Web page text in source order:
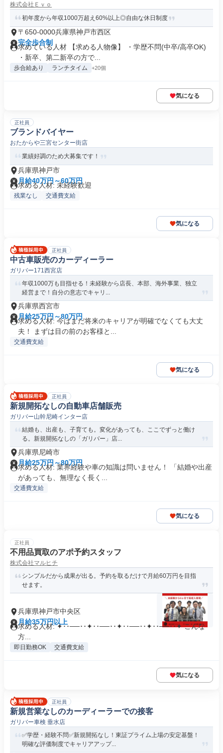
株式会社Ｅｖｏ
初年度から年収1000万超え60%以上◎自由な休日制度
〒650-0000兵庫県神戸市西区
完全歩合制
求めている人材 【求める人物像】 ・学歴不問(中卒/高卒OK)
・新卒、第二新卒の方で...
歩合給あり ランチタイム +20個
気になる
正社員
ブランドバイヤー
おたからや三宮センター街店
業績好調のため大募集です！
兵庫県神戸市
月給40万円～60万円
求める人材: 未経験歓迎
残業なし 交通費支給
気になる
正社員
中古車販売のカーディーラー
ガリバー171西宮店
年収1000万も目指せる！未経験から店長、本部、海外事業、独立
経営まで！自分の意志でキャリ...
兵庫県西宮市
月給25万円～80万円
求める人材: 今はまだ将来のキャリアが明確でなくても大丈
夫！ まずは目の前のお客様と...
交通費支給
気になる
正社員
新規開拓なしの自動車店舗販売
ガリバー山幹尼崎インター店
結婚も、出産も、子育ても。変化があっても、ここでずっと働け
る。新規開拓なしの「ガリバー」店...
兵庫県尼崎市
月給25万円～80万円
求める人材: 業界経験や車の知識は問いません！ 「結婚や出産
があっても、無理なく長く...
交通費支給
気になる
正社員
不用品買取のアポ予約スタッフ
株式会社マルヒチ
シンプルだから成果が出る。予約を取るだけで月給60万円を目指
せます。
兵庫県神戸市中央区
月給35万円以上
求める人材: ✦･･──･･✦･･──･･✦･･──･･✦･･──･･✦ こんな
方...
即日勤務OK 交通費支給
気になる
正社員
新規営業なしのカーディーラーでの接客
ガリバー車検 垂水店
✅学歴・経験不問✅新規開拓なし！東証プライム上場の安定基盤！
明確な評価制度でキャリアアップ...